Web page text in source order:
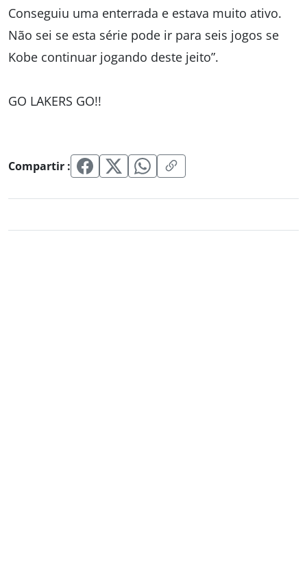
Conseguiu uma enterrada e estava muito ativo.
Não sei se esta série pode ir para seis jogos se
Kobe continuar jogando deste jeito”.
GO LAKERS GO!!
Compartir :